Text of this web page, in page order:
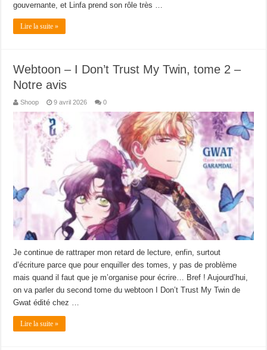
gouvernante, et Linfa prend son rôle très …
Lire la suite »
Webtoon – I Don’t Trust My Twin, tome 2 –
Notre avis
Shoop 9 avril 2026 0
Je continue de rattraper mon retard de lecture, enfin, surtout
d’écriture parce que pour enquiller des tomes, y pas de problème
mais quand il faut que je m’organise pour écrire… Bref ! Aujourd’hui,
on va parler du second tome du webtoon I Don’t Trust My Twin de
Gwat édité chez …
Lire la suite »